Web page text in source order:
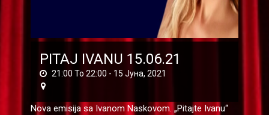
PITAJ IVANU 15.06.21
21:00 To 22:00 - 15 Јуна, 2021
Nova emisija sa Ivanom Naskovom. „Pitajte Ivanu“